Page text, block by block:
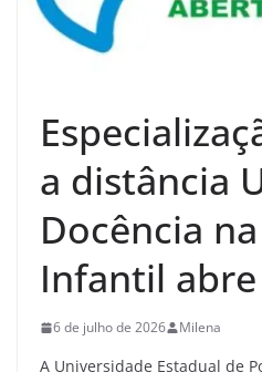
a distância
Docência
Infantil abre
6 de julho de 2026 Milena
A Universidade Estadual de